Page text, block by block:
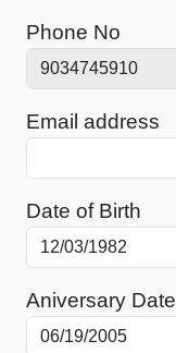
Phone No
Email address
Date of Birth
Aniversary Date